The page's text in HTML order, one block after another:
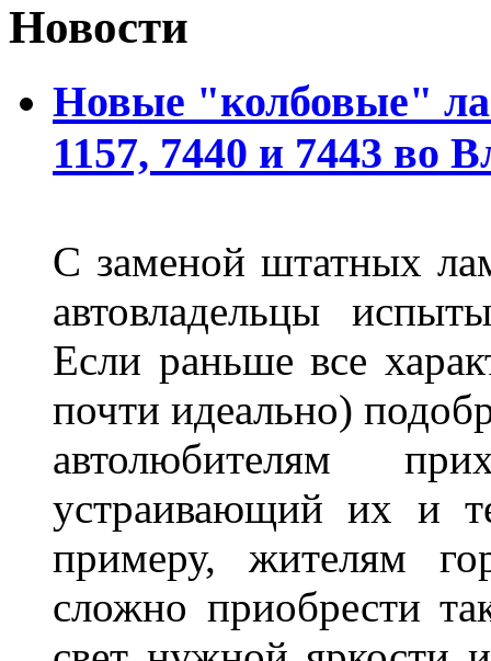
Новости
Новые "колбовые"
1157, 7440 и 7443 во
С заменой штатных
автовладельцы
Если раньше все
почти идеально)
автолюбителям
устраивающий их и
примеру, жителям
сложно приобрести